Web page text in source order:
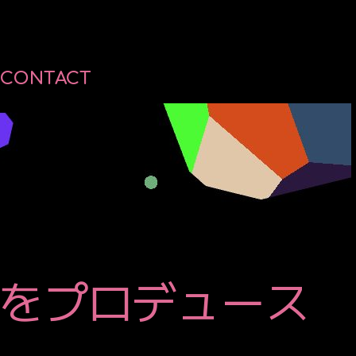
CONTACT
プロデュース